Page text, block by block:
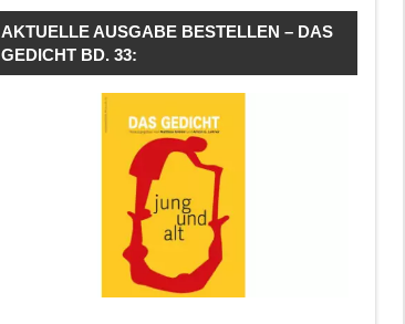
AKTUELLE AUSGABE BESTELLEN – DAS
GEDICHT BD. 33: